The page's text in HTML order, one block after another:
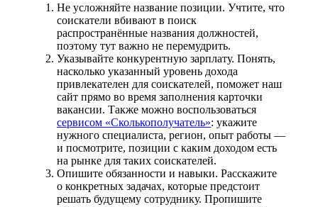
Не усложняйте название позиции. Учтите, что
соискатели вбивают в поиск
распространённые названия должностей,
поэтому тут важно не перемудрить.
Указывайте конкурентную зарплату. Понять,
насколько указанный уровень дохода
привлекателен для соискателей, поможет наш
сайт прямо во время заполнения карточки
вакансии. Также можно воспользоваться
сервисом «Сколькополучатель»: укажите
нужного специалиста, регион, опыт работы —
и посмотрите, позиции с каким доходом есть
на рынке для таких соискателей.
Опишите обязанности и навыки. Расскажите
о конкретных задачах, которые предстоит
решать будущему сотруднику. Пропишите